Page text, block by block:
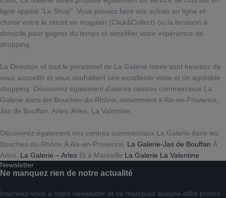
ligne appelé "Le Shop". Vous pouvez faire vos achats en ligne et
choisir entre le retrait en magasin (Click&Collect) ou la livraison à
domicile pour gagner du temps et simplifier votre expérience de
shopping.
La Direction et tout le personnel de La Galerie Istres sont heureux de
vous accueillir et vous souhaitent une excellente visite et un agréable
shopping. Découvrez également d'autres centres commerciaux La
Galerie dans les Bouches-du-Rhône, notamment à Aix-en-Provence,
Jas de Bouffan, Arles, Arles, La Valentine.
Découvrez également nos centres commerciaux La Galerie dans les
Bouches-du-Rhône À Aix-en-Provence, La Galerie-Jas de Bouffan À
Arles, La Galerie – Arles Et à Marseille La Galerie La Valentine
Newsletter
Ne manquez rien de notre actualité
Inscrivez-vous à notre newsletter et ne manquez aucune offre promo